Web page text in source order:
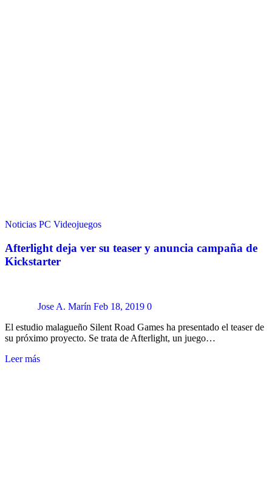
Noticias PC Videojuegos
Afterlight deja ver su teaser y anuncia campaña de
Kickstarter
Jose A. Marín Feb 18, 2019 0
El estudio malagueño Silent Road Games ha presentado el teaser de
su próximo proyecto. Se trata de Afterlight, un juego…
Leer más